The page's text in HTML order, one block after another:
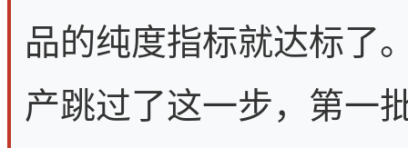
品的纯度指标就达标了
产跳过了这一步，第一